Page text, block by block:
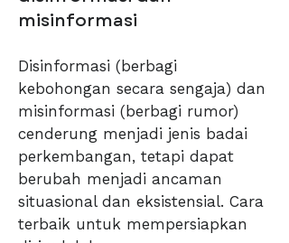
misinformasi
Disinformasi (berbagi
kebohongan secara sengaja) dan
misinformasi (berbagi rumor)
cenderung menjadi jenis badai
perkembangan, tetapi dapat
berubah menjadi ancaman
situasional dan eksistensial. Cara
terbaik untuk mempersiapkan